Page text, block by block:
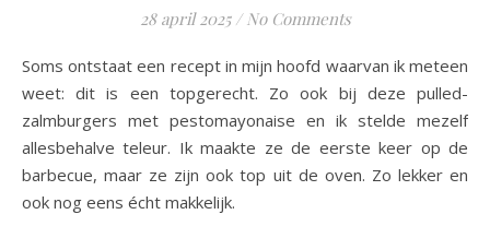
28 april 2025 / No Comments
Soms ontstaat een recept in mijn hoofd waarvan ik meteen
weet: dit is een topgerecht. Zo ook bij deze pulled-
zalmburgers met pestomayonaise en ik stelde mezelf
allesbehalve teleur. Ik maakte ze de eerste keer op de
barbecue, maar ze zijn ook top uit de oven. Zo lekker en
ook nog eens écht makkelijk.